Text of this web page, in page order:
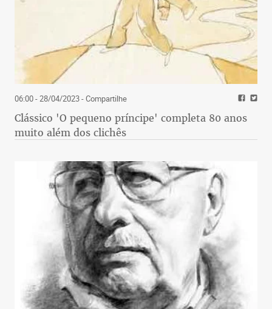
06:00 - 28/04/2023- Compartilhe
Clássico 'O pequeno príncipe' completa 80 anos
muito além dos clichês